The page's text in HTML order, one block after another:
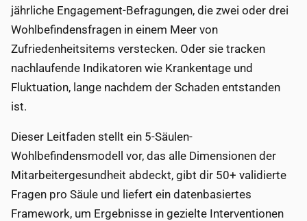
jährliche Engagement-Befragungen, die zwei oder drei
Wohlbefindensfragen in einem Meer von
Zufriedenheitsitems verstecken. Oder sie tracken
nachlaufende Indikatoren wie Krankentage und
Fluktuation, lange nachdem der Schaden entstanden
ist.
Dieser Leitfaden stellt ein 5-Säulen-
Wohlbefindensmodell vor, das alle Dimensionen der
Mitarbeitergesundheit abdeckt, gibt dir 50+ validierte
Fragen pro Säule und liefert ein datenbasiertes
Framework, um Ergebnisse in gezielte Interventionen